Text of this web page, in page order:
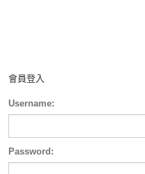
會員登入
Username:
Password: